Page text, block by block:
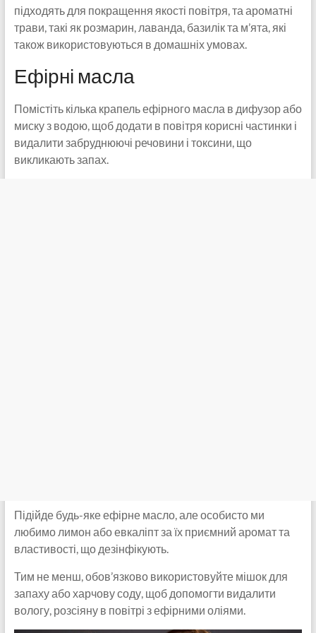
підходять для покращення якості повітря, та ароматні
трави, такі як розмарин, лаванда, базилік та м’ята, які
також використовуються в домашніх умовах.
Ефірні масла
Помістіть кілька крапель ефірного масла в дифузор або
миску з водою, щоб додати в повітря корисні частинки і
видалити забруднюючі речовини і токсини, що
викликають запах.
Підійде будь-яке ефірне масло, але особисто ми
любимо лимон або евкаліпт за їх приємний аромат та
властивості, що дезінфікують.
Тим не менш, обов’язково використовуйте мішок для
запаху або харчову соду, щоб допомогти видалити
вологу, розсіяну в повітрі з ефірними оліями.